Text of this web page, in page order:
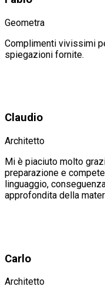
Geometra
Complimenti vivissimi
spiegazioni fornite.
Claudio
Architetto
Mi è piaciuto molto
preparazione e
linguaggio,
approfondita della
Carlo
Architetto